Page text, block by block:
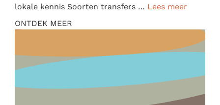
lokale kennis Soorten transfers … Lees meer
ONTDEK MEER